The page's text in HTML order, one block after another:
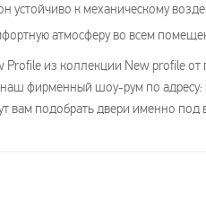
к механическому
атмосферу во всем
Profile из коллекции New profile
наш фирменный шоу-рум по
вам подобрать двери именно под